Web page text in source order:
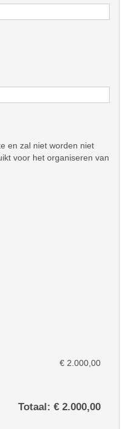
en zal niet worden niet
voor het organiseren van
€ 2.000,00
Totaal: € 2.000,00